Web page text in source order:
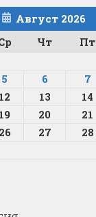
Август 2026
Чт Пт
5 6 7
12 13 14
19 20 21
26 27 28